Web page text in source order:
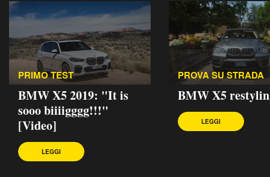
PRIMO TEST
BMW X5 2019: "It is
sooo biiiigggg!!!"
[Video]
LEGGI
PROVA SU STRADA
BMW X5
LEGGI